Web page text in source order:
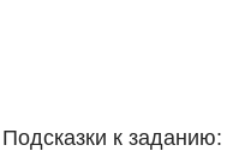
Подсказки к заданию: